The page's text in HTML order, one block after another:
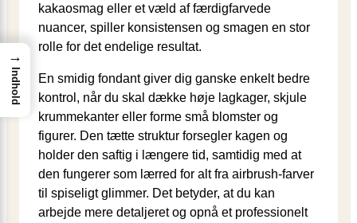
kakaosmag eller et væld af færdigfarvede
nuancer, spiller konsistensen og smagen en stor
rolle for det endelige resultat.
En smidig fondant giver dig ganske enkelt bedre
kontrol, når du skal dække høje lagkager, skjule
krummekanter eller forme små blomster og
figurer. Den tætte struktur forsegler kagen og
holder den saftig i længere tid, samtidig med at
den fungerer som lærred for alt fra airbrush-farver
til spiseligt glimmer. Det betyder, at du kan
arbejde mere detaljeret og opnå et professionelt
→
Indhold